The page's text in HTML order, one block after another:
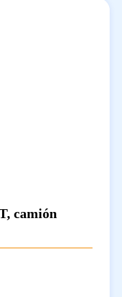
camión